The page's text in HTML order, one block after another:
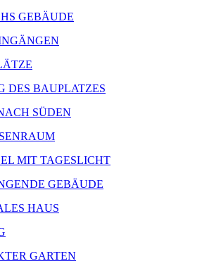
GEBÄUDE
DES BAUPLATZES
SÜDEN
MIT TAGESLICHT
GEBÄUDE
HAUS
GARTEN